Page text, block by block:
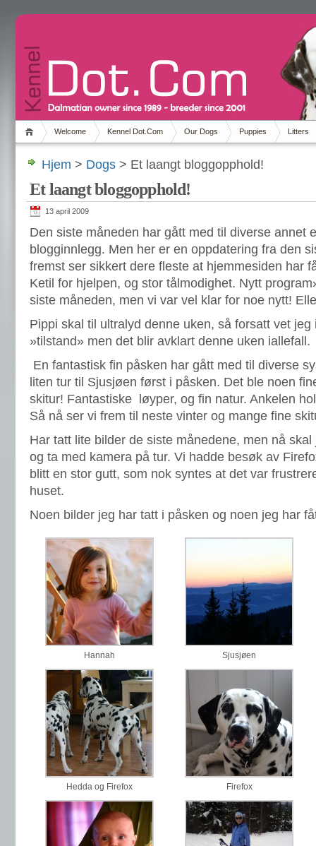
Welcome Kennel Dot.Com Our Dogs Puppies Litters
Hjem > Dogs > Et laangt bloggopphold!
Et laangt bloggopphold!
13 april 2009
Den siste måneden har gått med til diverse annet
blogginnlegg. Men her er en oppdatering fra den
fremst ser sikkert dere fleste at hjemmesiden har
Ketil for hjelpen, og stor tålmodighet. Nytt
siste måneden, men vi var vel klar for noe nytt!
Pippi skal til ultralyd denne uken, så forsatt vet
»tilstand» men det blir avklart denne uken iallefall.
En fantastisk fin påsken har gått med til diverse
liten tur til Sjusjøen først i påsken. Det ble noen
skitur! Fantastiske løyper, og fin natur. Ankelen
Så nå ser vi frem til neste vinter og mange fine
Har tatt lite bilder de siste månedene, men nå
og ta med kamera på tur. Vi hadde besøk av
blitt en stor gutt, som nok syntes at det var
huset.
Noen bilder jeg har tatt i påsken og noen jeg har
Hannah Sjusjøen
Hedda og Firefox Firefox